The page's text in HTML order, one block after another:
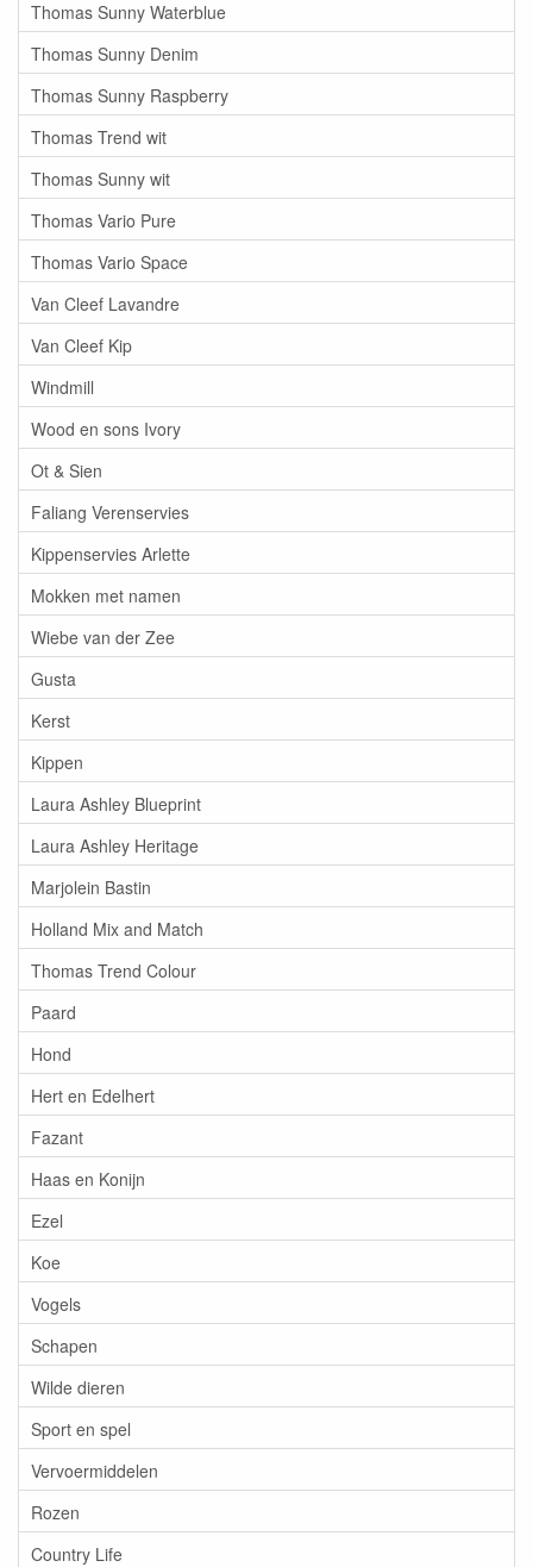
Thomas Sunny Waterblue
Thomas Sunny Denim
Thomas Sunny Raspberry
Thomas Trend wit
Thomas Sunny wit
Thomas Vario Pure
Thomas Vario Space
Van Cleef Lavandre
Van Cleef Kip
Windmill
Wood en sons Ivory
Ot & Sien
Faliang Verenservies
Kippenservies Arlette
Mokken met namen
Wiebe van der Zee
Gusta
Kerst
Kippen
Laura Ashley Blueprint
Laura Ashley Heritage
Marjolein Bastin
Holland Mix and Match
Thomas Trend Colour
Paard
Hond
Hert en Edelhert
Fazant
Haas en Konijn
Ezel
Koe
Vogels
Schapen
Wilde dieren
Sport en spel
Vervoermiddelen
Rozen
Country Life